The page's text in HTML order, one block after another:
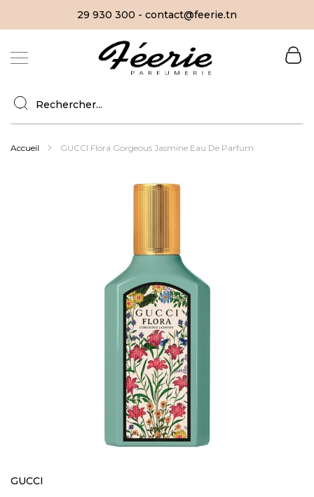
29 930 300 - contact@feerie.tn
contenu
Accueil GUCCI Flora Gorgeous Jasmine Eau De Parfum
GUCCI
to